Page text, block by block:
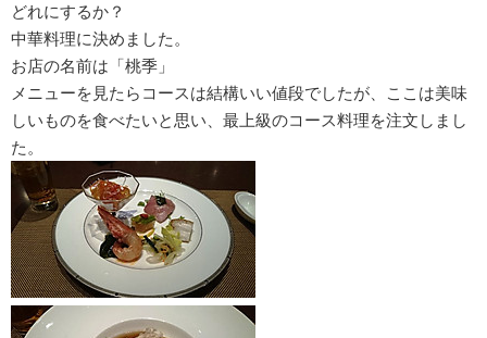
どれにするか？
中華料理に決めました。
お店の名前は「桃季」
メニューを見たらコースは結構いい値段でしたが、ここは美味
しいものを食べたいと思い、最上級のコース料理を注文しまし
た。